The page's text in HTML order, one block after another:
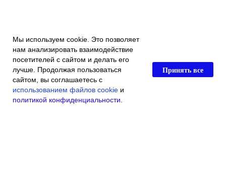
Главная Каталог магазина
Мы используем cookie. Это позволяет
нам анализировать взаимодействие
посетителей с сайтом и делать его
лучше. Продолжая пользоваться
сайтом, вы соглашаетесь с
использованием файлов cookie и
политикой конфиденциальности
Принять все